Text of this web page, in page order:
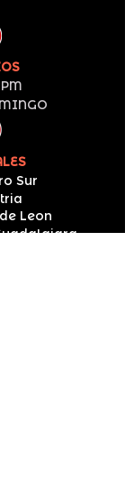
Sur
Leon